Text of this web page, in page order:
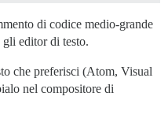
di codice medio-grande
editor di testo.
che preferisci (Atom, Visual
nel compositore di